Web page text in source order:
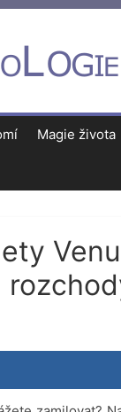
Magie života